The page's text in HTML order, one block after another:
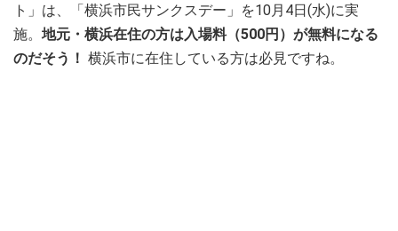
ト」は、「横浜市民サンクスデー」を10月4日(水)に実
施。 地元・横浜在住の方は入場料（500円）が無料になる
のだそう！ 横浜市に在住している方は必見ですね。